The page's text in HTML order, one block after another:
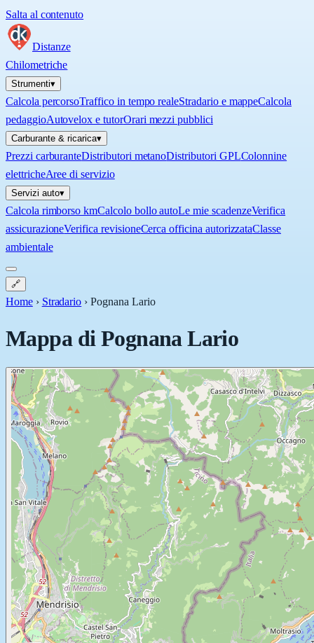
Salta al contenuto
Distanze
Chilometriche
Strumenti▾
Calcola percorsoTraffico in tempo realeStradario e mappeCalcola
pedaggioAutovelox e tutorOrari mezzi pubblici
Carburante & ricarica▾
Prezzi carburanteDistributori metanoDistributori GPLColonnine
elettricheAree di servizio
Servizi auto▾
Calcola rimborso kmCalcolo bollo autoLe mie scadenzeVerifica
assicurazioneVerifica revisioneCerca officina autorizzataClasse
ambientale
🔗
Home › Stradario ›Pognana Lario
Mappa diPognana Lario